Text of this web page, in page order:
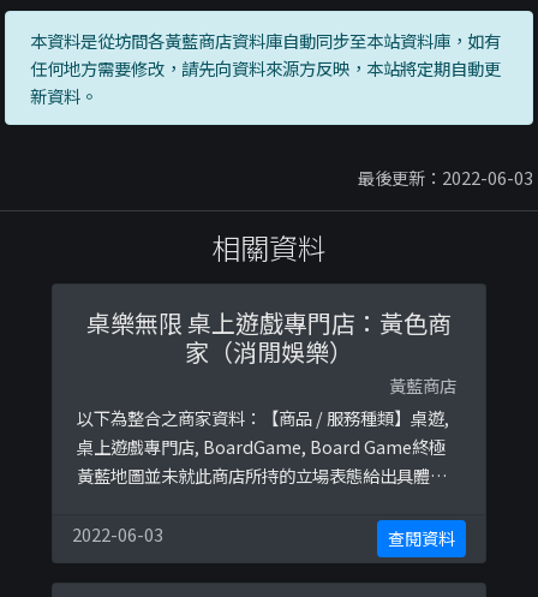
本資料是從坊間各黃藍商店資料庫自動同步至本站資料庫，如有
任何地方需要修改，請先向資料來源方反映，本站將定期自動更
新資料。
最後更新：2022-06-03
相關資料
桌樂無限 桌上遊戲專門店：黃色商
家（消閒娛樂）
黃藍商店
以下為整合之商家資料：【商品 / 服務種類】桌遊,
桌上遊戲專門店, BoardGame, Board Game終極
黃藍地圖並未就此商店所持的立場表態給出具體原
2022-06-03
查閱資料